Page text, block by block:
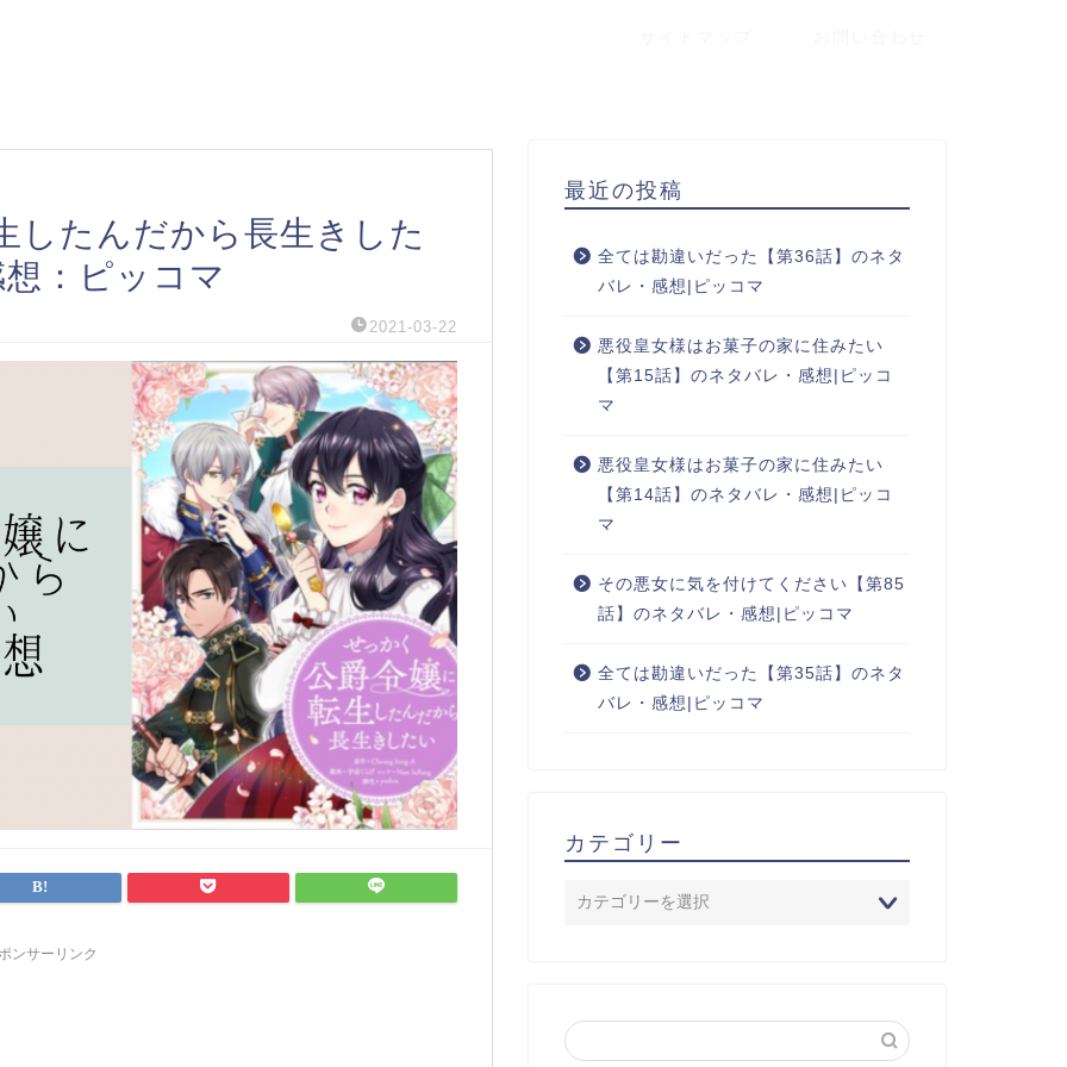
したんだから長生きした
：ピッコマ
2021-03-22
ンサーリンク
最近の投稿
全ては勘違いだった【第36話】のネタ
バレ・感想|ピッコマ
悪役皇女様はお菓子の家に住みたい
【第15話】のネタバレ・感想|ピッコ
マ
悪役皇女様はお菓子の家に住みたい
【第14話】のネタバレ・感想|ピッコ
マ
その悪女に気を付けてください【第85
話】のネタバレ・感想|ピッコマ
全ては勘違いだった【第35話】のネタ
バレ・感想|ピッコマ
カテゴリー